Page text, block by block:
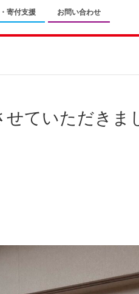
寄付支援 お問い合わせ
せていただきま